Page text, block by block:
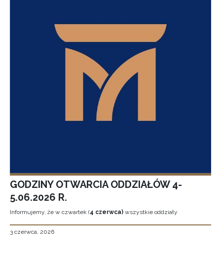
GODZINY OTWARCIA ODDZIAŁÓW 4-
5.06.2026 R.
Informujemy, że w czwartek (4 czerwca) wszystkie oddziały
3 czerwca, 2026